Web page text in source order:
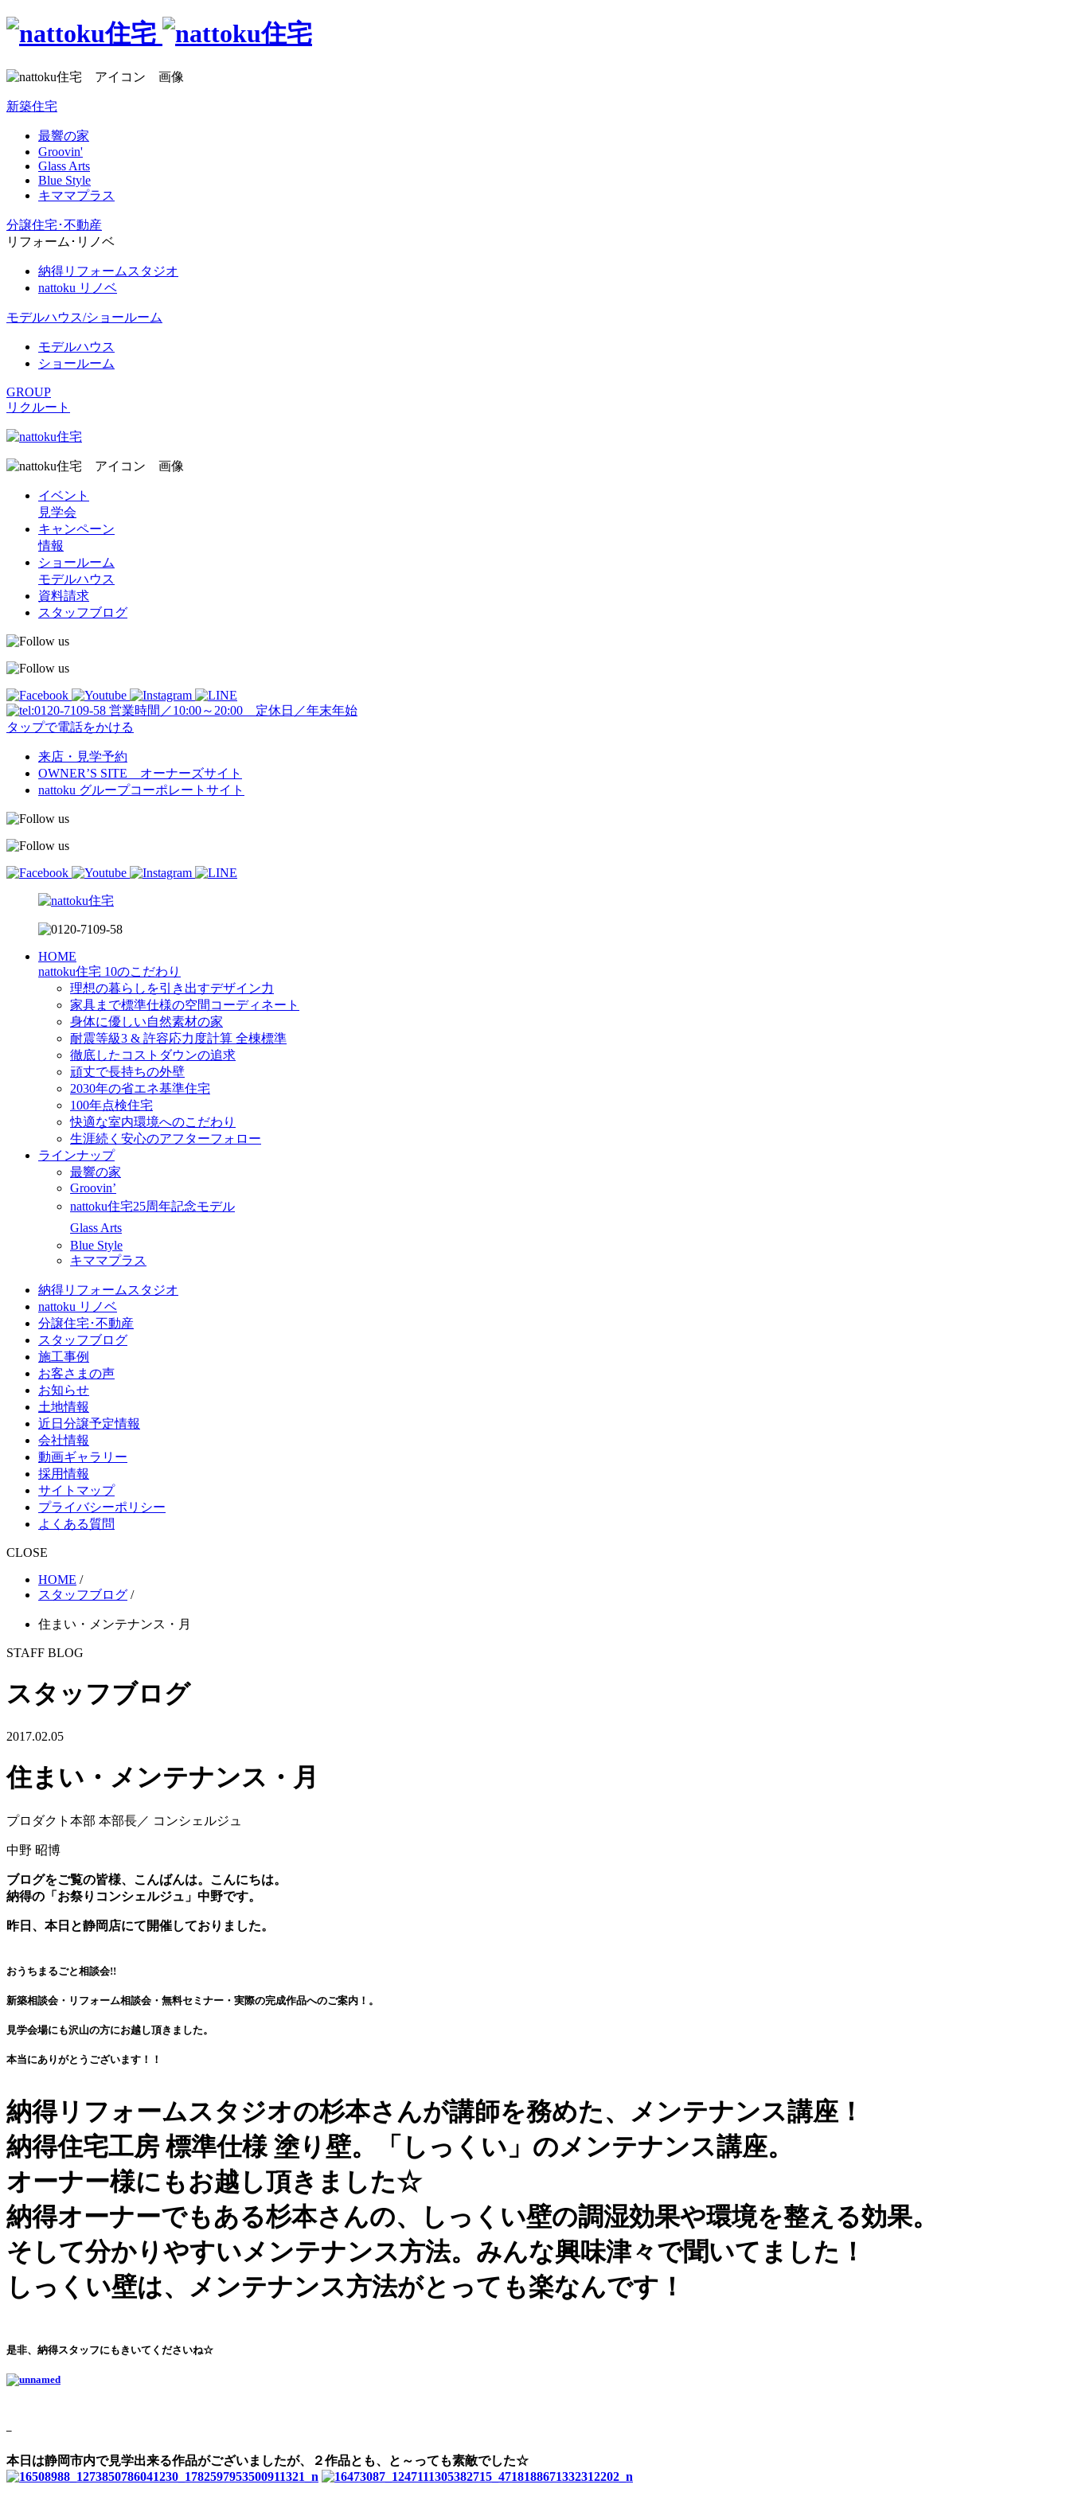
新築住宅
最響の家
Groovin'
Glass Arts
Blue Style
キママプラス
分譲住宅･不動産
リフォーム･リノベ
納得リフォームスタジオ
nattoku リノベ
モデルハウス/ショールーム
モデルハウス
ショールーム
GROUP
リクルート
イベント
見学会
キャンペーン
情報
ショールーム
モデルハウス
資料請求
スタッフブログ
営業時間／10:00～20:00 定休日／年末年始
タップで電話をかける
来店・見学予約
OWNER’S SITE オーナーズサイト
nattoku グループコーポレートサイト
HOME
nattoku住宅 10のこだわり
理想の暮らしを引き出すデザイン力
家具まで標準仕様の空間コーディネート
身体に優しい自然素材の家
耐震等級3 & 許容応力度計算 全棟標準
徹底したコストダウンの追求
頑丈で長持ちの外壁
2030年の省エネ基準住宅
100年点検住宅
快適な室内環境へのこだわり
生涯続く安心のアフターフォロー
ラインナップ
最響の家
Groovin’
nattoku住宅25周年記念モデル
Glass Arts
Blue Style
キママプラス
納得リフォームスタジオ
nattoku リノベ
分譲住宅･不動産
スタッフブログ
施工事例
お客さまの声
お知らせ
土地情報
近日分譲予定情報
会社情報
動画ギャラリー
採用情報
サイトマップ
プライバシーポリシー
よくある質問
CLOSE
HOME /
スタッフブログ /
住まい・メンテナンス・月
STAFF BLOG
スタッフブログ
2017.02.05
住まい・メンテナンス・月
プロダクト本部 本部長／ コンシェルジュ
中野 昭博
ブログをご覧の皆様、こんばんは。こんにちは。
納得の「お祭りコンシェルジュ」中野です。
昨日、本日と静岡店にて開催しておりました。
おうちまるごと相談会!!
新築相談会・リフォーム相談会・無料セミナー・実際の完成作品へのご案内！。
見学会場にも沢山の方にお越し頂きました。
本当にありがとうございます！！
納得リフォームスタジオの杉本さんが講師を務めた、メンテナンス講座！
納得住宅工房 標準仕様 塗り壁。「しっくい」のメンテナンス講座。
オーナー様にもお越し頂きました☆
納得オーナーでもある杉本さんの、しっくい壁の調湿効果や環境を整える効果。
そして分かりやすいメンテナンス方法。みんな興味津々で聞いてました！
しっくい壁は、メンテナンス方法がとっても楽なんです！
是非、納得スタッフにもきいてくださいね☆
本日は静岡市内で見学出来る作品がございましたが、２作品とも、と～っても素敵でした☆